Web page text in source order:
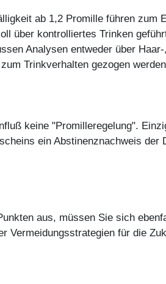
ab 1,2 Promille führen zum
über kontrolliertes Trinken
Analysen entweder über
Trinkverhalten gezogen
keine "Promilleregelung".
ein Abstinenznachweis der
aus, müssen Sie sich
Vermeidungsstrategien für die